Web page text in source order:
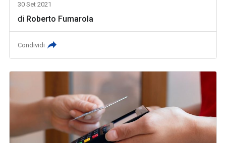
30 Set 2021
di Roberto Fumarola
Condividi